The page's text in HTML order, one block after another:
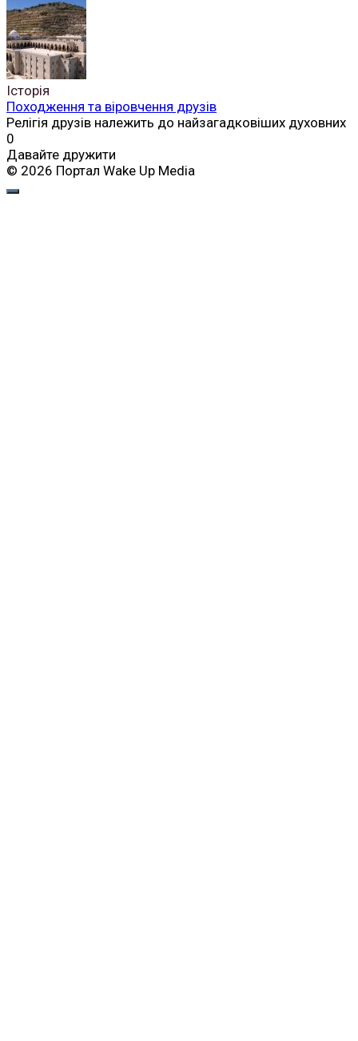
Історія
Походження та віровчення друзів
Релігія друзів належить до найзагадковіших духовних
0
Давайте дружити
© 2026 Портал Wake Up Media